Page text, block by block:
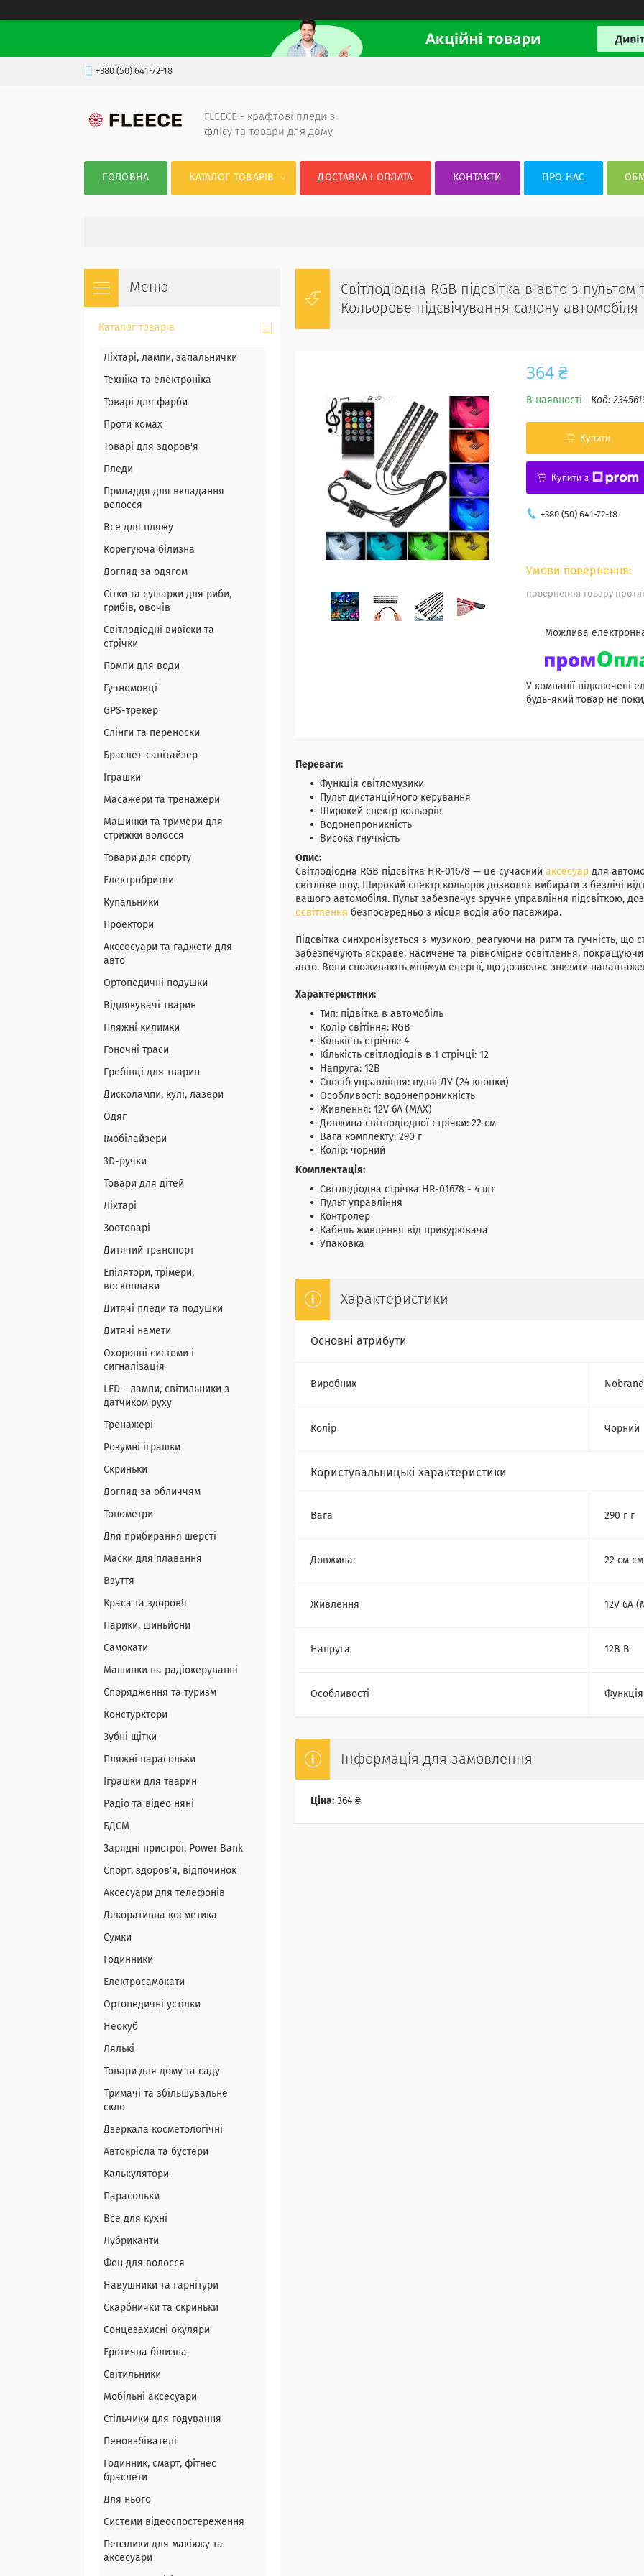
+380 (50) 641-72-18
FLEECE - крафтові пледи з
флісу та товари для дому
ГОЛОВНА КАТАЛОГ ТОВАРІВ ДОСТАВКА І ОПЛАТА КОНТАКТИ ПРО НАС
Світлодіодна RGB підсвітка в авто з
Кольорове підсвічування салону автомобіля
364 ₴
В наявності Код:
Купити
Купити з
+380 (50) 641-72-18
повернення товару
У компанії підключені
будь-який товар не
Переваги:
Функція світломузики
Пульт дистанційного керування
Широкий спектр кольорів
Водонепроникність
Висока гнучкість
Опис:
Світлодіодна RGB підсвітка HR-01678 — це сучасний аксесуар для
світлове шоу. Широкий спектр кольорів дозволяє вибирати з безлічі
вашого автомобіля. Пульт забезпечує зручне управління підсвіткою,
освітлення безпосередньо з місця водія або пасажира.
Підсвітка синхронізується з музикою, реагуючи на ритм та гучність, що
забезпечують яскраве, насичене та рівномірне освітлення,
авто. Вони споживають мінімум енергії, що дозволяє знизити
Характеристики:
Тип: підвітка в автомобіль
Колір світіння: RGB
Кількість стрічок: 4
Кількість світлодіодів в 1 стрічці: 12
Напруга: 12В
Спосіб управління: пульт ДУ (24 кнопки)
Особливості: водонепроникність
Живлення: 12V 6A (MAX)
Довжина світлодіодної стрічки: 22 см
Вага комплекту: 290 г
Колір: чорний
Комплектація:
Світлодіодна стрічка HR-01678 - 4 шт
Пульт управління
Контролер
Кабель живлення від прикурювача
Упаковка
Характеристики
Основні атрибути
Виробник Nobrand
Колір Чорний
Користувальницькі характеристики
Вага 290 г г
Довжина: 22 см см
Живлення 12V 6A
Напруга 12В В
Особливості
Інформація для замовлення
Ціна: 364 ₴
Каталог товарів
Ліхтарі, лампи, запальнички
Техніка та електроніка
Товарі для фарби
Проти комах
Товарі для здоров'я
Пледи
Приладдя для вкладання
волосся
Все для пляжу
Корегуюча білизна
Догляд за одягом
Сітки та сушарки для риби,
грибів, овочів
Світлодіодні вивіски та
стрічки
Помпи для води
Гучномовці
GPS-трекер
Слінги та переноски
Браслет-санітайзер
Іграшки
Масажери та тренажери
Машинки та тримери для
стрижки волосся
Товари для спорту
Електробритви
Купальники
Проектори
Акссесуари та гаджети для
авто
Ортопедичні подушки
Відлякувачі тварин
Пляжні килимки
Гоночні траси
Гребінці для тварин
Дисколампи, кулі, лазери
Одяг
Імобілайзери
3D-ручки
Товари для дітей
Ліхтарі
Зоотоварі
Дитячий транспорт
Епілятори, трімери,
воскоплави
Дитячі пледи та подушки
Дитячі намети
Охоронні системи і
сигналізація
LED - лампи, світильники з
датчиком руху
Тренажері
Розумні іграшки
Скриньки
Догляд за обличчям
Тонометри
Для прибирання шерсті
Маски для плавання
Взуття
Краса та здоровʼя
Парики, шиньйони
Самокати
Машинки на радіокеруванні
Спорядження та туризм
Констурктори
Зубні щітки
Пляжні парасольки
Іграшки для тварин
Радіо та відео няні
БДСМ
Зарядні пристрої, Power Bank
Спорт, здоров'я, відпочинок
Аксесуари для телефонів
Декоративна косметика
Сумки
Годинники
Електросамокати
Ортопедичні устілки
Неокуб
Лялькі
Товари для дому та саду
Тримачі та збільшувальне
скло
Дзеркала косметологічні
Автокрісла та бустери
Калькулятори
Парасольки
Все для кухні
Лубриканти
Фен для волосся
Навушники та гарнітури
Скарбнички та скриньки
Сонцезахисні окуляри
Еротична білизна
Світильники
Мобільні аксесуари
Стільчики для годування
Пеновзбівателі
Годинник, смарт, фітнес
браслети
Для нього
Системи відеоспостереження
Пензлики для макіяжу та
аксесуари